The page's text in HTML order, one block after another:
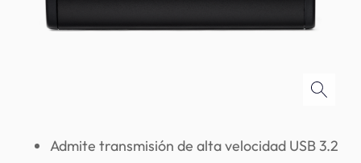
Admite transmisión de alta velocidad USB 3.2